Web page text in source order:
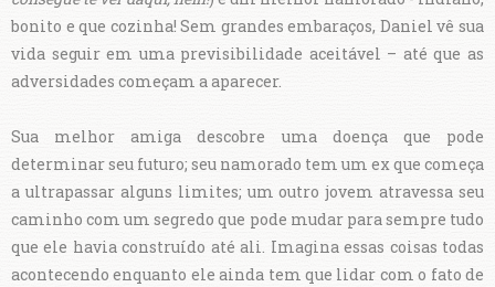
bonito e que cozinha! Sem grandes embaraços, Daniel vê sua
vida seguir em uma previsibilidade aceitável – até que as
adversidades começam a aparecer.
Sua melhor amiga descobre uma doença que pode
determinar seu futuro; seu namorado tem um ex que começa
a ultrapassar alguns limites; um outro jovem atravessa seu
caminho com um segredo que pode mudar para sempre tudo
que ele havia construído até ali. Imagina essas coisas todas
acontecendo enquanto ele ainda tem que lidar com o fato de